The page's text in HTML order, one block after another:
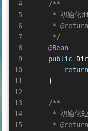
4
5
6
7
8
9
10
11
12
13
14
15
/**
* 初始化
     *
@return
     */
@Bean
public
return
    }
/**
* 初始化短
     *
@return